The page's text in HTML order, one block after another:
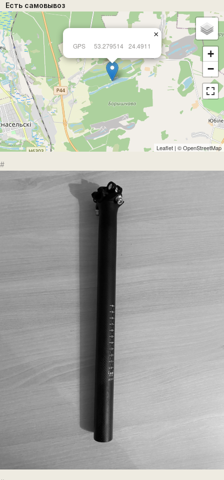
Есть самовывоз
GPS 53.279514 24.4911
×
+
−
Leaflet | ©OpenStreetMap
#